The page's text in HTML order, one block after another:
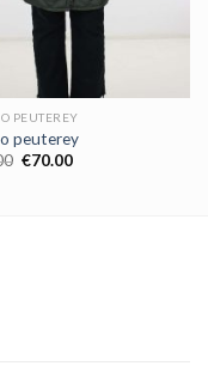
PEUTEREY
peuterey
€70.00